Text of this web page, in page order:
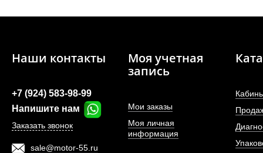
Наши контакты
+7 (924) 583-98-99
Напишите нам
Заказать звонок
sale@motor-55.ru
Моя учетная
запись
Мои заказы
Моя личная
информация